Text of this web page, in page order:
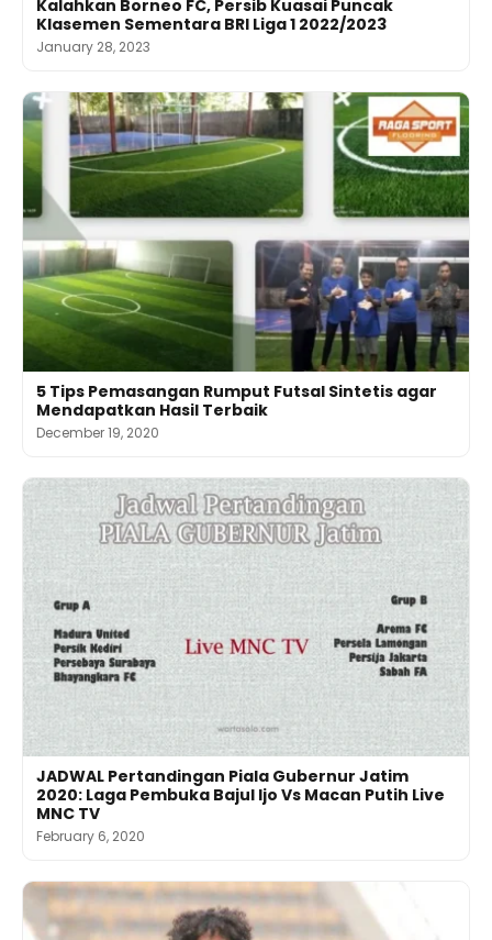
Kalahkan Borneo FC, Persib Kuasai Puncak
Klasemen Sementara BRI Liga 1 2022/2023
January 28, 2023
5 Tips Pemasangan Rumput Futsal Sintetis agar
Mendapatkan Hasil Terbaik
December 19, 2020
JADWAL Pertandingan Piala Gubernur Jatim
2020: Laga Pembuka Bajul Ijo Vs Macan Putih Live
MNC TV
February 6, 2020